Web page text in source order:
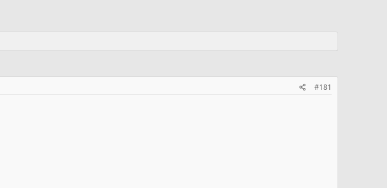
#181